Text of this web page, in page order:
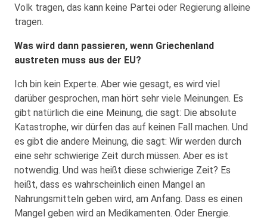
Volk tragen, das kann keine Partei oder Regierung alleine
tragen.
Was wird dann passieren, wenn Griechenland
austreten muss aus der EU?
Ich bin kein Experte. Aber wie gesagt, es wird viel
darüber gesprochen, man hört sehr viele Meinungen. Es
gibt natürlich die eine Meinung, die sagt: Die absolute
Katastrophe, wir dürfen das auf keinen Fall machen. Und
es gibt die andere Meinung, die sagt: Wir werden durch
eine sehr schwierige Zeit durch müssen. Aber es ist
notwendig. Und was heißt diese schwierige Zeit? Es
heißt, dass es wahrscheinlich einen Mangel an
Nahrungsmitteln geben wird, am Anfang. Dass es einen
Mangel geben wird an Medikamenten. Oder Energie.